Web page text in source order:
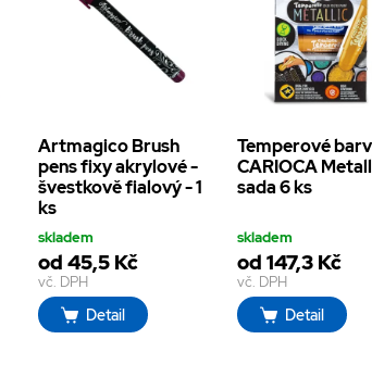
Artmagico Brush
pens fixy akrylové -
švestkově fialový - 1
ks
skladem
od 45,5 Kč
vč. DPH
Detail
Temperové
CARIOCA
sada 6 ks
skladem
od 147,3 Kč
vč. DPH
Detail